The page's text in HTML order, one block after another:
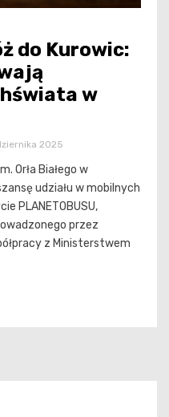
do Kurowic:
w
2025
Orła Białego w
udziału w mobilnych
PLANETOBUSU,
przez
z Ministerstwem